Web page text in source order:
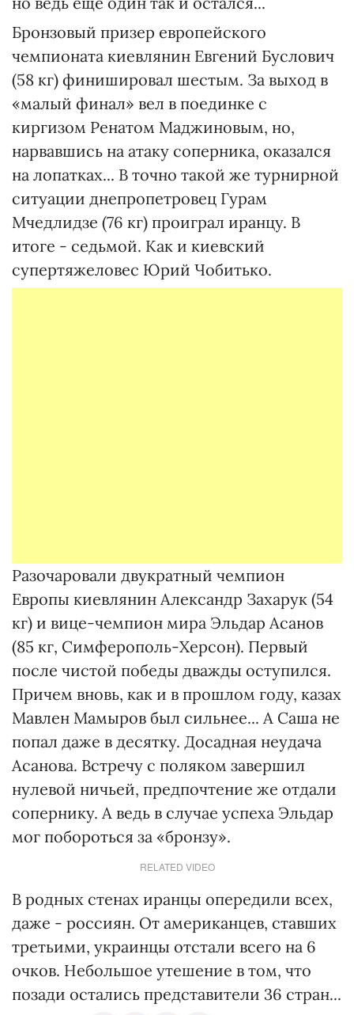
Бронзовый призер европейского
чемпионата киевлянин Евгений Буслович
(58 кг) финишировал шестым. За выход в
«малый финал» вел в поединке с
киргизом Ренатом Маджиновым, но,
нарвавшись на атаку соперника, оказался
на лопатках... В точно такой же турнирной
ситуации днепропетровец Гурам
Мчедлидзе (76 кг) проиграл иранцу. В
итоге - седьмой. Как и киевский
супертяжеловес Юрий Чобитько.
Разочаровали двукратный чемпион
Европы киевлянин Александр Захарук (54
кг) и вице-чемпион мира Эльдар Асанов
(85 кг, Симферополь-Херсон). Первый
после чистой победы дважды оступился.
Причем вновь, как и в прошлом году, казах
Мавлен Мамыров был сильнее... А Саша не
попал даже в десятку. Досадная неудача
Асанова. Встречу с поляком завершил
нулевой ничьей, предпочтение же отдали
сопернику. А ведь в случае успеха Эльдар
мог побороться за «бронзу».
RELATED VIDEO
В родных стенах иранцы опередили всех,
даже - россиян. От американцев, ставших
третьими, украинцы отстали всего на 6
очков. Небольшое утешение в том, что
позади остались представители 36 стран...